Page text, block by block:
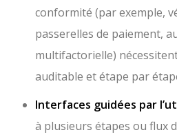
conformité (par exemple,
passerelles de paiement,
multifactorielle)
auditable et étape par
Interfaces guidées par
à plusieurs étapes ou flux